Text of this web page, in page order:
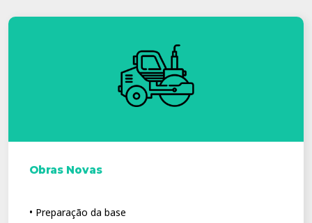
Obras Novas
• Preparação da base